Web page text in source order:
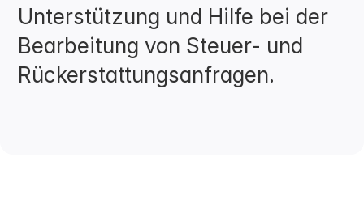
Unterstützung und Hilfe bei der
Bearbeitung von Steuer- und
Rückerstattungsanfragen.